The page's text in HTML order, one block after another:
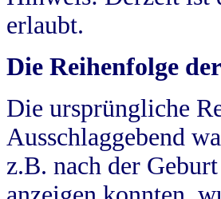
erlaubt.
Die Reihenfolge
Die ursprüngliche
Ausschlaggebend
z.B. nach der